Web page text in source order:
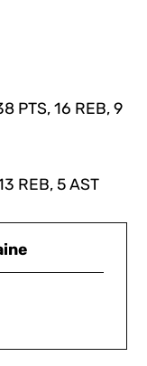
PTS, 16 REB, 9
REB, 5 AST